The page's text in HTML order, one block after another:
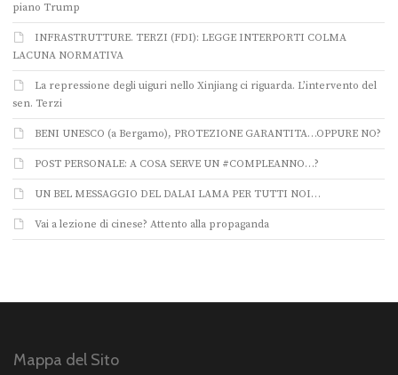
piano Trump
INFRASTRUTTURE. TERZI (FDI): LEGGE INTERPORTI COLMA
LACUNA NORMATIVA
La repressione degli uiguri nello Xinjiang ci riguarda. L’intervento del
sen. Terzi
BENI UNESCO (a Bergamo), PROTEZIONE GARANTITA…OPPURE NO?
POST PERSONALE: A COSA SERVE UN #COMPLEANNO…?
UN BEL MESSAGGIO DEL DALAI LAMA PER TUTTI NOI…
Vai a lezione di cinese? Attento alla propaganda
Mappa del Sito